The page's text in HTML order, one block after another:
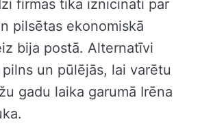
firmas tika iznīcināti par
pilsētas ekonomiskā
bija postā. Alternatīvi
un pūlējās, lai varētu
gadu laika garumā Irēna